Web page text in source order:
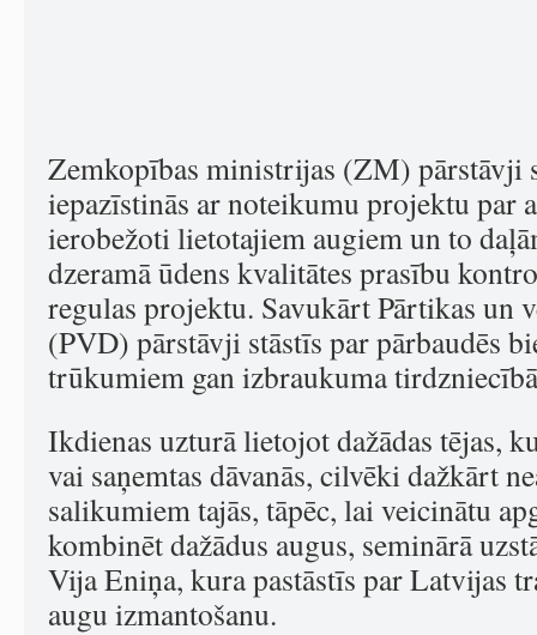
Zemkopības ministrijas (ZM) pārstāvji
iepazīstinās ar noteikumu projektu par
ierobežoti lietotajiem augiem un to
dzeramā ūdens kvalitātes prasību
regulas projektu. Savukārt Pārtikas un
(PVD) pārstāvji stāstīs par pārbaudēs
trūkumiem gan izbraukuma
Ikdienas uzturā lietojot dažādas tējas,
vai saņemtas dāvanās, cilvēki dažkārt
salikumiem tajās, tāpēc, lai veicinātu
kombinēt dažādus augus, seminārā
Vija Eniņa, kura pastāstīs par Latvijas
augu izmantošanu.